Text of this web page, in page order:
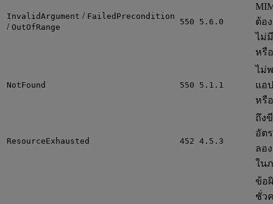
InvalidArgument / FailedPrecondition
/ OutOfRange
550 5.6.0
ต้อ
ไม่
หรื
NotFound 550 5.1.1
ไม่
แอ
หรื
ResourceExhausted 452 4.5.3
ถึง
อัต
ลอ
ใน
ข้อ
ชั่ว